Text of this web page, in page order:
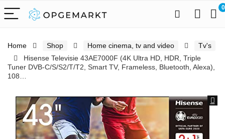
0
Home Shop Home cinema, tv and video
Tv's
Hisense Televisie 43AE7000F (4K Ultra HD, HDR, Triple
Tuner DVB-C/S/S2/T/T2, Smart TV, Frameless, Bluetooth, Alexa),
108…